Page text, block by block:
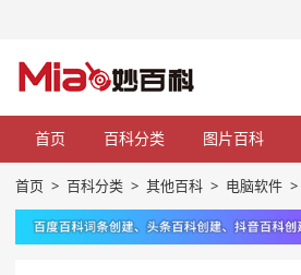
首页 百科分类 图片百科
首页 > 百科分类 > 其他百科 > 电脑软件 >